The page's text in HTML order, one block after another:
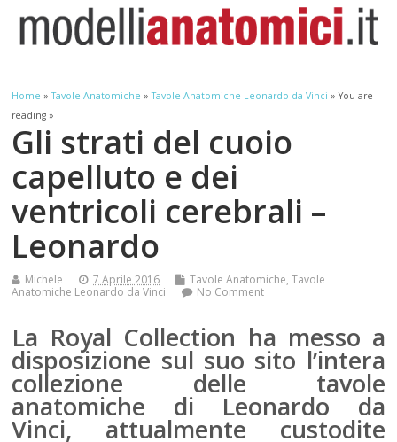
Home »Tavole Anatomiche »Tavole Anatomiche Leonardo da Vinci » You are
reading »
Gli strati del cuoio
capelluto e dei
ventricoli cerebrali –
Leonardo
Michele 7 Aprile 2016 Tavole Anatomiche,Tavole
Anatomiche Leonardo da Vinci
No Comment
La Royal Collection ha messo a
disposizione sul suo sito l’intera
collezione delle tavole
anatomiche di Leonardo da
Vinci, attualmente custodite